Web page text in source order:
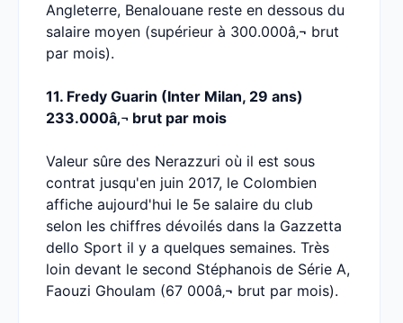
Angleterre, Benalouane reste en dessous du
salaire moyen (supérieur à 300.000â‚¬ brut
par mois).
11. Fredy Guarin (Inter Milan, 29 ans)
233.000â‚¬ brut par mois
Valeur sûre des Nerazzuri où il est sous
contrat jusqu'en juin 2017, le Colombien
affiche aujourd'hui le 5e salaire du club
selon les chiffres dévoilés dans la Gazzetta
dello Sport il y a quelques semaines. Très
loin devant le second Stéphanois de Série A,
Faouzi Ghoulam (67 000â‚¬ brut par mois).